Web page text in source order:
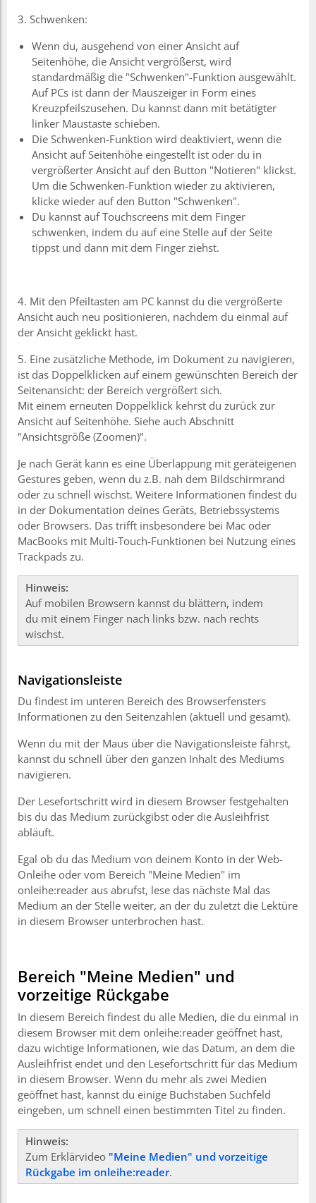
3. Schwenken:
Wenn du, ausgehend von einer Ansicht auf
Seitenhöhe, die Ansicht vergrößerst, wird
standardmäßig die "Schwenken"-Funktion ausgewählt.
Auf PCs ist dann der Mauszeiger in Form eines
Kreuzpfeilszusehen. Du kannst dann mit betätigter
linker Maustaste schieben.
Die Schwenken-Funktion wird deaktiviert, wenn die
Ansicht auf Seitenhöhe eingestellt ist oder du in
vergrößerter Ansicht auf den Button "Notieren" klickst.
Um die Schwenken-Funktion wieder zu aktivieren,
klicke wieder auf den Button "Schwenken".
Du kannst auf Touchscreens mit dem Finger
schwenken, indem du auf eine Stelle auf der Seite
tippst und dann mit dem Finger ziehst.
4. Mit den Pfeiltasten am PC kannst du die vergrößerte
Ansicht auch neu positionieren, nachdem du einmal auf
der Ansicht geklickt hast.
5. Eine zusätzliche Methode, im Dokument zu navigieren,
ist das Doppelklicken auf einem gewünschten Bereich der
Seitenansicht: der Bereich vergrößert sich.
Mit einem erneuten Doppelklick kehrst du zurück zur
Ansicht auf Seitenhöhe. Siehe auch Abschnitt
"Ansichtsgröße (Zoomen)".
Je nach Gerät kann es eine Überlappung mit geräteigenen
Gestures geben, wenn du z.B. nah dem Bildschirmrand
oder zu schnell wischst. Weitere Informationen findest du
in der Dokumentation deines Geräts, Betriebssystems
oder Browsers. Das trifft insbesondere bei Mac oder
MacBooks mit Multi-Touch-Funktionen bei Nutzung eines
Trackpads zu.
Hinweis:
Auf mobilen Browsern kannst du blättern, indem
du mit einem Finger nach links bzw. nach rechts
wischst.
Navigationsleiste
Du findest im unteren Bereich des Browserfensters
Informationen zu den Seitenzahlen (aktuell und gesamt).
Wenn du mit der Maus über die Navigationsleiste fährst,
kannst du schnell über den ganzen Inhalt des Mediums
navigieren.
Der Lesefortschritt wird in diesem Browser festgehalten
bis du das Medium zurückgibst oder die Ausleihfrist
abläuft.
Egal ob du das Medium von deinem Konto in der Web-
Onleihe oder vom Bereich "Meine Medien" im
onleihe:reader aus abrufst, lese das nächste Mal das
Medium an der Stelle weiter, an der du zuletzt die Lektüre
in diesem Browser unterbrochen hast.
Bereich "Meine Medien" und
vorzeitige Rückgabe
In diesem Bereich findest du alle Medien, die du einmal in
diesem Browser mit dem onleihe:reader geöffnet hast,
dazu wichtige Informationen, wie das Datum, an dem die
Ausleihfrist endet und den Lesefortschritt für das Medium
in diesem Browser. Wenn du mehr als zwei Medien
geöffnet hast, kannst du einige Buchstaben Suchfeld
eingeben, um schnell einen bestimmten Titel zu finden.
Hinweis:
Zum Erklärvideo "Meine Medien" und vorzeitige
Rückgabe im onleihe:reader.